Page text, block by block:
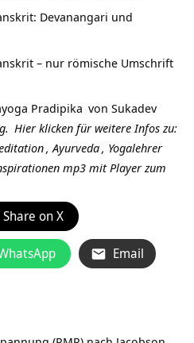
Devanangari und
– nur römische Umschrift
Pradipika von Sukadev
Hier klicken für weitere Infos zu:
,Ayurveda, Yogalehrer
mp3 mit Player zum
Share on X
Email